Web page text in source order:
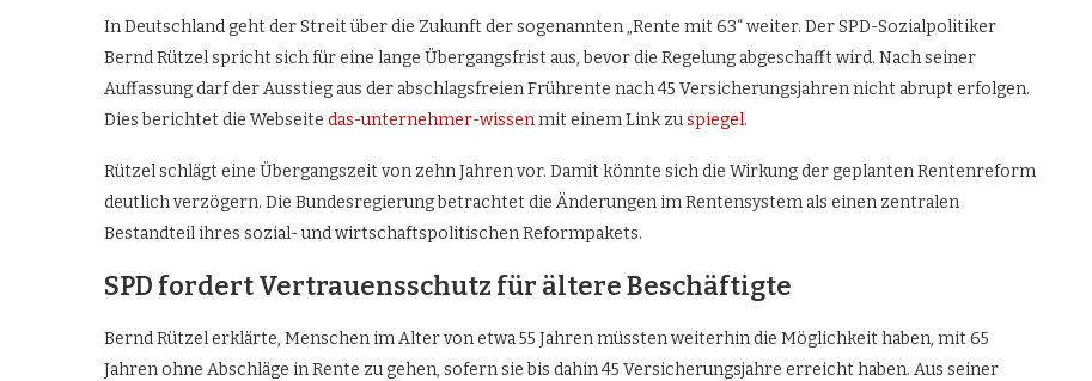
In Deutschland geht der Streit über die Zukunft der sogenannten „Rente mit 63“ weiter. Der SPD-Sozialpolitiker
Bernd Rützel spricht sich für eine lange Übergangsfrist aus, bevor die Regelung abgeschafft wird. Nach seiner
Auffassung darf der Ausstieg aus der abschlagsfreien Frührente nach 45 Versicherungsjahren nicht abrupt erfolgen.
Dies berichtet die Webseite das-unternehmer-wissenmit einem Link zuspiegel.
Rützel schlägt eine Übergangszeit von zehn Jahren vor. Damit könnte sich die Wirkung der geplanten Rentenreform
deutlich verzögern. Die Bundesregierung betrachtet die Änderungen im Rentensystem als einen zentralen
Bestandteil ihres sozial- und wirtschaftspolitischen Reformpakets.
SPD fordert Vertrauensschutz für ältere Beschäftigte
Bernd Rützel erklärte, Menschen im Alter von etwa 55 Jahren müssten weiterhin die Möglichkeit haben, mit 65
Jahren ohne Abschläge in Rente zu gehen, sofern sie bis dahin 45 Versicherungsjahre erreicht haben. Aus seiner